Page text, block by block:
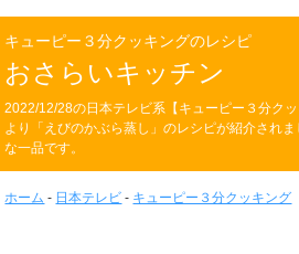
キューピー３分クッキングのレシピ
おさらいキッチン
2022/12/28の日本テレビ系【キューピー３分ク
より「えびのかぶら蒸し」のレシピが紹介され
な一品です。
ホーム - 日本テレビ - キューピー３分クッキング